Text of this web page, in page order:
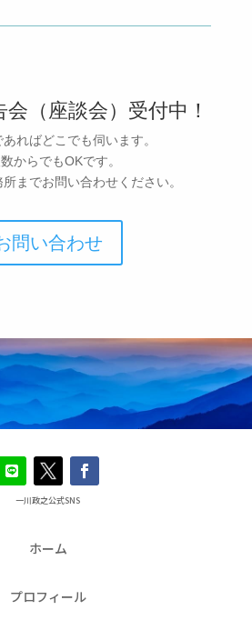
（座談会）受付中！
ればどこでも伺います。
からでもOKです。
までお問い合わせください。
問い合わせ
一川政之公式SNS
ホーム
プロフィール